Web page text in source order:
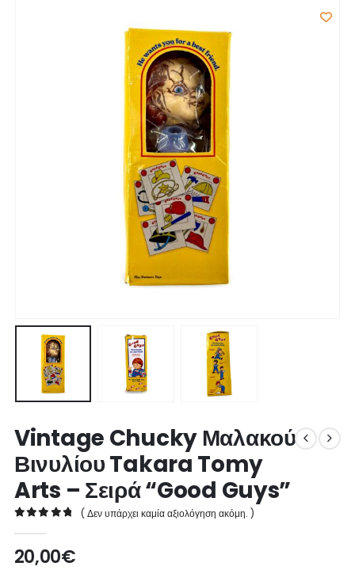
Vintage Chucky Μαλακού
Βινυλίου Takara Tomy
Arts – Σειρά “Good Guys”
( Δεν υπάρχει καμία αξιολόγηση ακόμη. )
20,00€